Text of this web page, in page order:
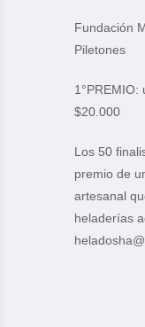
Fundación
Piletones
$20.000
Los 50
premio de
artesanal
heladerías